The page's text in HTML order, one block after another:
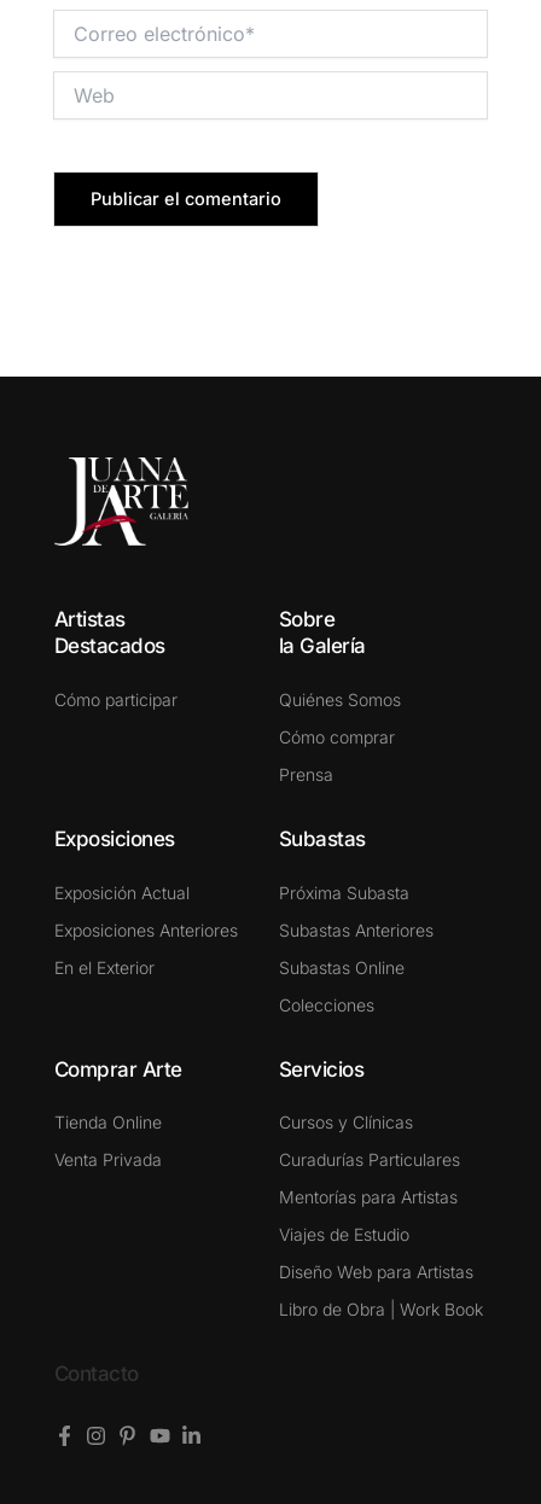
electrónico*
Artistas
Destacados
Cómo participar
Sobre
la Galería
Quiénes Somos
Cómo comprar
Prensa
Exposiciones
Exposición Actual
Exposiciones Anteriores
En el Exterior
Subastas
Próxima Subasta
Subastas Anteriores
Subastas Online
Colecciones
Comprar Arte
Tienda Online
Venta Privada
Servicios
Cursos y Clínicas
Curadurías Particulares
Mentorías para Artistas
Viajes de Estudio
Diseño Web para Artistas
Libro de Obra | Work Book
Contacto